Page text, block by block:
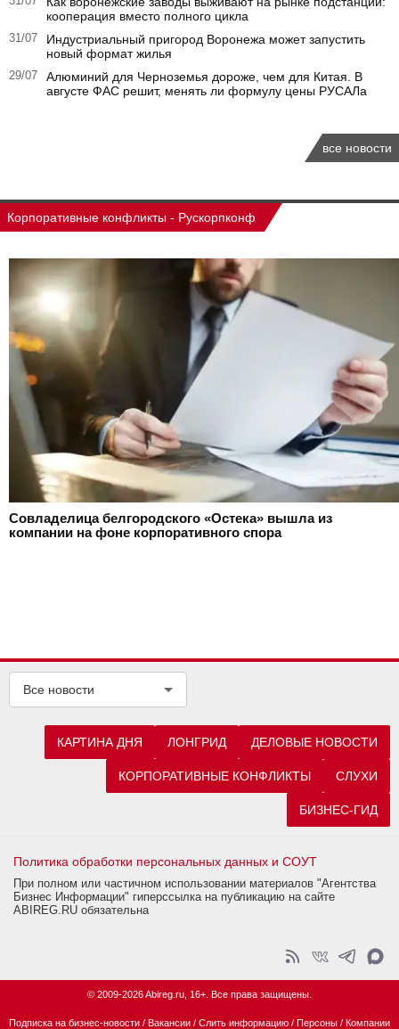
кооперация вместо полного цикла
31/07
Индустриальный пригород Воронежа может запустить
новый формат жилья
29/07
Алюминий для Черноземья дороже, чем для Китая. В
августе ФАС решит, менять ли формулу цены РУСАЛа
все новости
Корпоративные конфликты - Рускорпконф
Совладелица белгородского «Остека» вышла из
компании на фоне корпоративного спора
Все новости
КАРТИНА ДНЯ ЛОНГРИД ДЕЛОВЫЕ НОВОСТИ
КОРПОРАТИВНЫЕ КОНФЛИКТЫ СЛУХИ
БИЗНЕС-ГИД
Политика обработки персональных данных и СОУТ
При полном или частичном использовании материалов "Агентства
Бизнес Информации" гиперссылка на публикацию на сайте
ABIREG.RU обязательна
© 2009-2026 Abireg.ru, 16+. Все права защищены.
Подписка на бизнес-новости / Вакансии / Слить информацию / Персоны / Компании